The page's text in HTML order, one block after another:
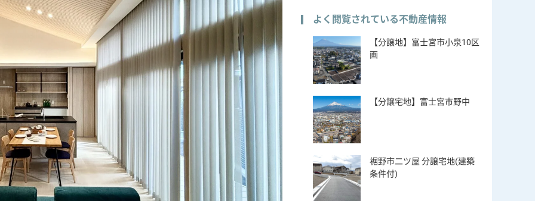
よく閲覧されている不動産情報
【分譲地】富士宮市小泉10区
画
【分譲宅地】富士宮市野中
裾野市二ツ屋 分譲宅地(建築
条件付)